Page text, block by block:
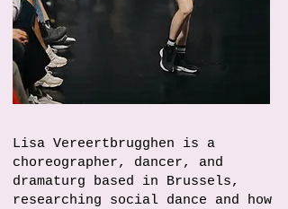
Lisa Vereertbrugghen is a
choreographer, dancer, and
dramaturg based in Brussels,
researching social dance and how